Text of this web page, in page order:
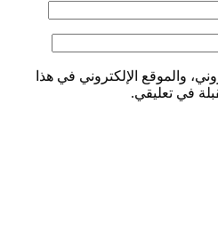
والموقع الإلكتروني في هذا
في تعليقي.